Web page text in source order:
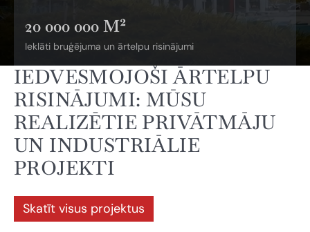
20 000 000 M²
Ieklāti bruģējuma un ārtelpu risinājumi
IEDVESMOJOŠI ĀRTELPU
RISINĀJUMI: MŪSU
REALIZĒTIE PRIVĀTMĀJU
UN INDUSTRIĀLIE
PROJEKTI
Skatīt visus projektus